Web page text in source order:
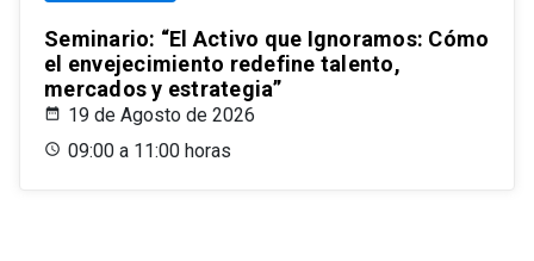
Seminario: “El Activo que Ignoramos: Cómo
el envejecimiento redefine talento,
mercados y estrategia”
19 de Agosto de 2026
09:00 a 11:00 horas